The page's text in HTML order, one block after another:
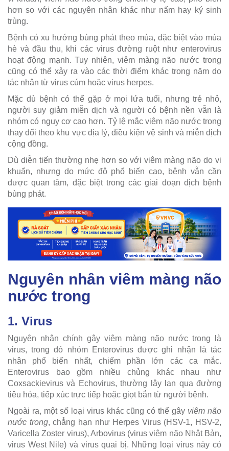
hơn so với các nguyên nhân khác như nấm hay ký sinh
trùng.
Bệnh có xu hướng bùng phát theo mùa, đặc biệt vào mùa
hè và đầu thu, khi các virus đường ruột như enterovirus
hoạt động mạnh. Tuy nhiên, viêm màng não nước trong
cũng có thể xảy ra vào các thời điểm khác trong năm do
tác nhân từ virus cúm hoặc virus herpes.
Mặc dù bệnh có thể gặp ở mọi lứa tuổi, nhưng trẻ nhỏ,
người suy giảm miễn dịch và người có bệnh nền vẫn là
nhóm có nguy cơ cao hơn. Tỷ lệ mắc viêm não nước trong
thay đổi theo khu vực địa lý, điều kiện vệ sinh và miễn dịch
cộng đồng.
Dù diễn tiến thường nhẹ hơn so với viêm màng não do vi
khuẩn, nhưng do mức độ phổ biến cao, bệnh vẫn cần
được quan tâm, đặc biệt trong các giai đoạn dịch bệnh
bùng phát.
Nguyên nhân viêm màng não
nước trong
1. Virus
Nguyên nhân chính gây viêm màng não nước trong là
virus, trong đó nhóm Enterovirus được ghi nhận là tác
nhân phổ biến nhất, chiếm phần lớn các ca mắc.
Enterovirus bao gồm nhiều chủng khác nhau như
Coxsackievirus và Echovirus, thường lây lan qua đường
tiêu hóa, tiếp xúc trực tiếp hoặc giọt bắn từ người bệnh.
Ngoài ra, một số loại virus khác cũng có thể gây viêm não
nước trong, chẳng hạn như Herpes Virus (HSV-1, HSV-2,
Varicella Zoster virus), Arbovirus (virus viêm não Nhật Bản,
virus West Nile) và virus quai bị. Những loại virus này có